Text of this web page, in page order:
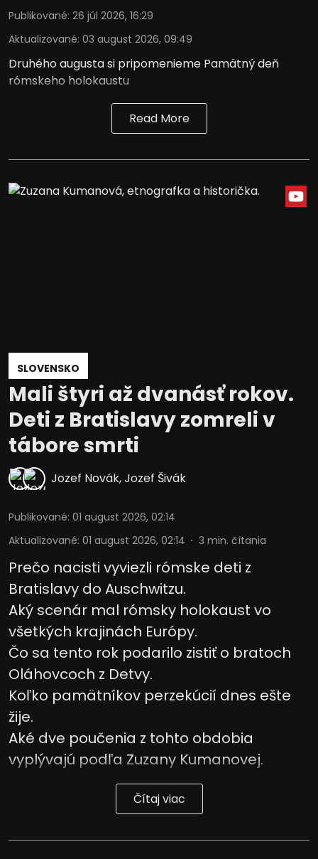
Publikované: 26 júl 2026, 16:29
Aktualizované: 03 august 2026, 09:49
Druhého augusta si pripomenieme Pamätný deň
rómskeho holokaustu
Read More
SLOVENSKO
Mali štyri až dvanásť rokov.
Deti z Bratislavy zomreli v
tábore smrti
Jozef Novák,Jozef Šivák
Publikované: 01 august 2026, 02:14
Aktualizované: 01 august 2026, 02:14 3 min. čítania
Prečo nacisti vyviezli rómske deti z
Bratislavy do Auschwitzu.
Aký scenár mal rómsky holokaust vo
všetkých krajinách Európy.
Čo sa tento rok podarilo zistiť o bratoch
Oláhovcoch z Detvy.
Koľko pamätníkov perzekúcií dnes ešte
žije.
Aké dve poučenia z tohto obdobia
vyplývajú podľa Zuzany Kumanovej.
Čítaj viac
Použitie obmedzených údajov na výber
obsahu
Používanie presných údajov o
Identifikácia zariadení na základe
Účely spracovania, ktoré nie sú v kompetencii IAB: